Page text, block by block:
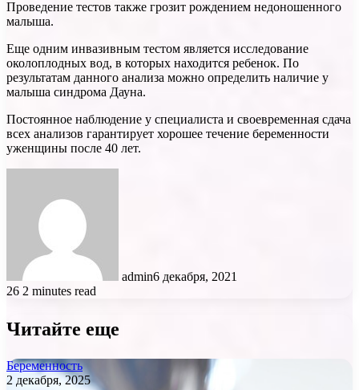
Проведение тестов также грозит рождением недоношенного
малыша.
Еще одним инвазивным тестом является исследование
околоплодных вод, в которых находится ребенок. По
результатам данного анализа можно определить наличие у
малыша синдрома Дауна.
Постоянное наблюдение у специалиста и своевременная сдача
всех анализов гарантирует хорошее течение беременности
уженщины после 40 лет.
admin6 декабря, 2021
26 2 minutes read
Читайте еще
Беременность
2 декабря, 2025